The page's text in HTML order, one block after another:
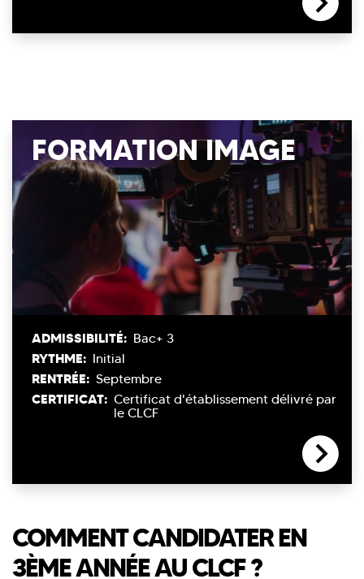
FORMATION IMAGE
ADMISSIBILITÉ: Bac+ 3
RYTHME: Initial
RENTRÉE: Septembre
CERTIFICAT: Certificat d'établissement délivré par
le CLCF
COMMENT CANDIDATER EN
3ÈME ANNÉE AU CLCF ?